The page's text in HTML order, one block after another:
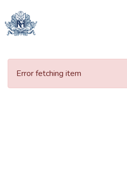
Communities
Error fetching item